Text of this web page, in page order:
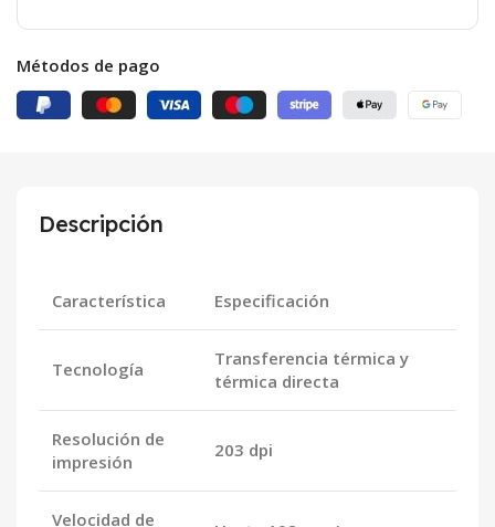
Métodos de pago
Descripción
Característica Especificación
Tecnología
Transferencia térmica y
térmica directa
Resolución de
impresión
203 dpi
Velocidad de